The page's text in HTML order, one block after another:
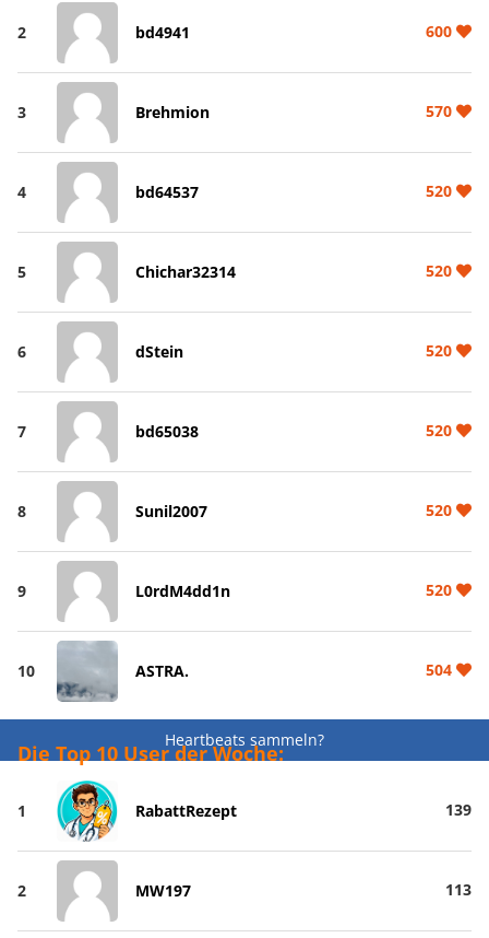
2 bd4941 600
3 Brehmion 570
4 bd64537 520
5 Chichar32314 520
6 dStein 520
7 bd65038 520
8 Sunil2007 520
9 L0rdM4dd1n 520
10 ASTRA. 504
Heartbeats sammeln?
Die Top 10 User der Woche:
1 RabattRezept 139
2 MW197 113